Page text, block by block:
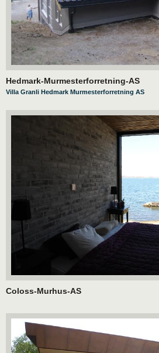
Hedmark-Murmesterforretning-AS
Villa Granli Hedmark Murmesterforretning AS
Coloss-Murhus-AS